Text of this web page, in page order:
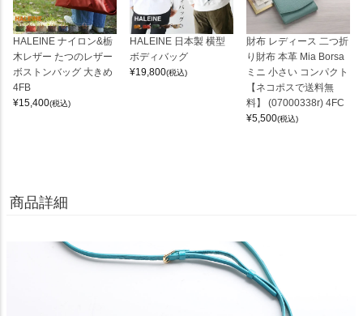
HALEINE ナイロン&栃
木レザー たつのレザー
ボストンバッグ 大きめ
4FB
¥15,400(税込)
HALEINE 日本製 横型
ボディバッグ
¥19,800(税込)
財布 レディース 二つ折
り財布 本革 Mia Borsa
ミニ 小さい コンパクト
【ネコポスで送料無
料】 (07000338r) 4FC
¥5,500(税込)
商品詳細